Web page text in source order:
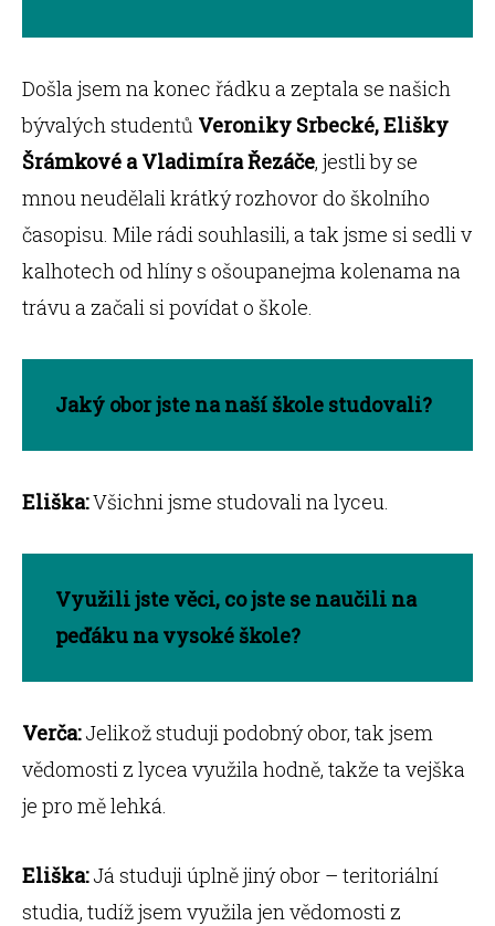
Došla jsem na konec řádku a zeptala se našich
bývalých studentů Veroniky Srbecké, Elišky
Šrámkové a Vladimíra Řezáče, jestli by se
mnou neudělali krátký rozhovor do školního
časopisu. Mile rádi souhlasili, a tak jsme si sedli v
kalhotech od hlíny s ošoupanejma kolenama na
trávu a začali si povídat o škole.
Jaký obor jste na naší škole studovali?
Eliška:Všichni jsme studovali na lyceu.
Využili jste věci, co jste se naučili na
peďáku na vysoké škole?
Verča:Jelikož studuji podobný obor, tak jsem
vědomosti z lycea využila hodně, takže ta vejška
je pro mě lehká.
Eliška:Já studuji úplně jiný obor – teritoriální
studia, tudíž jsem využila jen vědomosti z